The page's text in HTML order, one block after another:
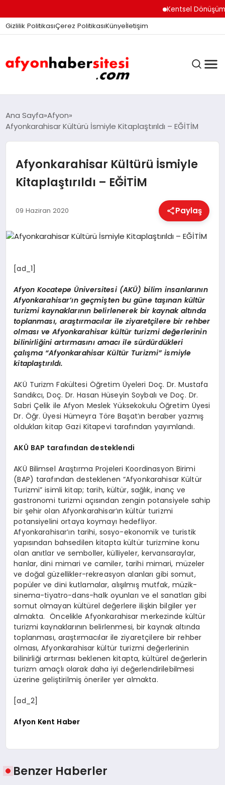
Kentsel Dönüşüm Ofisi
Gizlilik PolitikasıÇerez PolitikasıKünyeİletişim
ANASAYFA
DÜNYA
EKONOMI
HABERLER
MAGAZIN
SPOR
TEKNOLOJI
Ana Sayfa Afyon
Afyonkarahisar Kültürü İsmiyle Kitaplaştırıldı – EĞİTİM
Afyonkarahisar Kültürü İsmiyle
Kitaplaştırıldı – EĞİTİM
09 Haziran 2020 Paylaş
[ad_1]
Afyon Kocatepe Üniversitesi (AKÜ) bilim insanlarının
Afyonkarahisar’ın geçmişten bu güne taşınan kültür
turizmi kaynaklarının belirlenerek bir kaynak altında
toplanması, araştırmacılar ile ziyaretçilere bir rehber
olması ve Afyonkarahisar kültür turizmi değerlerinin
bilinirliğini artırmasını amacı ile sürdürdükleri
çalışma “Afyonkarahisar Kültür Turizmi” ismiyle
kitaplaştırıldı.
AKÜ Turizm Fakültesi Öğretim Üyeleri Doç. Dr. Mustafa
Sandıkcı, Doç. Dr. Hasan Hüseyin Soybalı ve Doç. Dr.
Sabri Çelik ile Afyon Meslek Yüksekokulu Öğretim Üyesi
Dr. Öğr. Üyesi Hümeyra Töre Başat’ın beraber yazmış
oldukları kitap Gazi Kitapevi tarafından yayımlandı.
AKÜ BAP tarafından desteklendi
AKÜ Bilimsel Araştırma Projeleri Koordinasyon Birimi
(BAP) tarafından desteklenen “Afyonkarahisar Kültür
Turizmi” isimli kitap; tarih, kültür, sağlık, inanç ve
gastronomi turizmi açısından zengin potansiyele sahip
bir şehir olan Afyonkarahisar’ın kültür turizmi
potansiyelini ortaya koymayı hedefliyor.
Afyonkarahisar’ın tarihi, sosyo-ekonomik ve turistik
yapısından bahsedilen kitapta kültür turizmine konu
olan anıtlar ve semboller, külliyeler, kervansaraylar,
hanlar, dini mimari ve camiler, tarihi mimari, müzeler
ve doğal güzellikler-rekreasyon alanları gibi somut,
popüler ve dini kutlamalar, alışılmış mutfak, müzik-
sinema-tiyatro-dans-halk oyunları ve el sanatları gibi
somut olmayan kültürel değerlere ilişkin bilgiler yer
almakta. Öncelikle Afyonkarahisar merkezinde kültür
turizmi kaynaklarının belirlenmesi, bir kaynak altında
toplanması, araştırmacılar ile ziyaretçilere bir rehber
olması, Afyonkarahisar kültür turizmi değerlerinin
bilinirliği artırması beklenen kitapta, kültürel değerlerin
turizm amaçlı olarak daha iyi değerlendirilebilmesi
üzerine geliştirilmiş öneriler yer almakta.
[ad_2]
Afyon Kent Haber
Benzer Haberler